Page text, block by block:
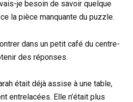
je besoin de savoir quelque
la pièce manquante du puzzle.
dans un petit café du centre-
des réponses.
était déjà assise à une table,
entrelacées. Elle n’était plus